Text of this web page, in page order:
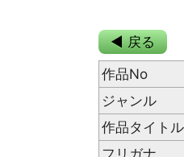
◀ 戻る
作品No
ジャンル
作品タイトル
フリガナ